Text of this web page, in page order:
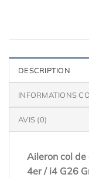
DESCRIPTION
INFORMATIONS
AVIS (0)
Aileron col
4er / i4 G26